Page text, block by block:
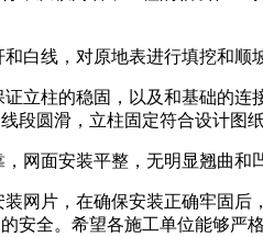
白线，对原地表进行填挖和
立柱的稳固，以及和基础的连
线段圆滑，立柱固定符合设计
网面安装平整，无明显翘曲和
网片，在确保安装正确牢固后
安全。希望各施工单位能够严